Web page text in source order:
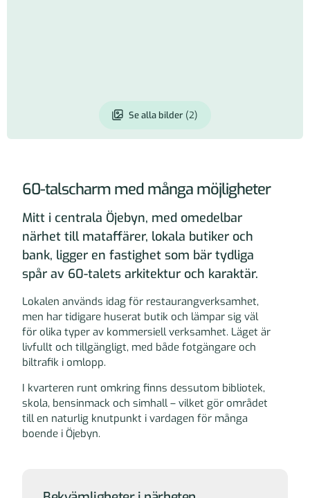
Se alla bilder (2)
Läs mer om fastigheten
60-talscharm med många möjligheter
Mitt i centrala Öjebyn, med omedelbar
närhet till mataffärer, lokala butiker och
bank, ligger en fastighet som bär tydliga
spår av 60-talets arkitektur och karaktär.
Lokalen används idag för restaurangverksamhet,
men har tidigare huserat butik och lämpar sig väl
för olika typer av kommersiell verksamhet. Läget är
livfullt och tillgängligt, med både fotgängare och
biltrafik i omlopp.
I kvarteren runt omkring finns dessutom bibliotek,
skola, bensinmack och simhall – vilket gör området
till en naturlig knutpunkt i vardagen för många
boende i Öjebyn.